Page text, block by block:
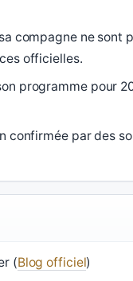
compagne ne sont
officielles.
programme pour
confirmée par des
(Blog officiel)